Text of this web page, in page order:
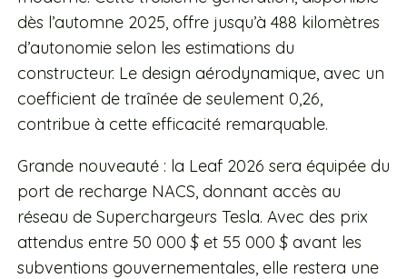
dès l’automne 2025, offre jusqu’à 488 kilomètres
d’autonomie selon les estimations du
constructeur. Le design aérodynamique, avec un
coefficient de traînée de seulement 0,26,
contribue à cette efficacité remarquable.
Grande nouveauté : la Leaf 2026 sera équipée du
port de recharge NACS, donnant accès au
réseau de Superchargeurs Tesla. Avec des prix
attendus entre 50 000 $ et 55 000 $ avant les
subventions gouvernementales, elle restera une